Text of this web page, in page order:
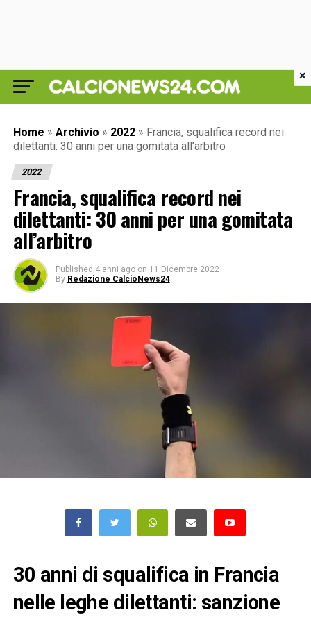
Home » Archivio » 2022 » Francia, squalifica record nei
dilettanti: 30 anni per una gomitata all’arbitro
2022
Francia, squalifica record nei
dilettanti: 30 anni per una gomitata
all’arbitro
Published 4 anni ago on 11 Dicembre 2022
By Redazione CalcioNews24
30 anni di squalifica in Francia
nelle leghe dilettanti: sanzione
×